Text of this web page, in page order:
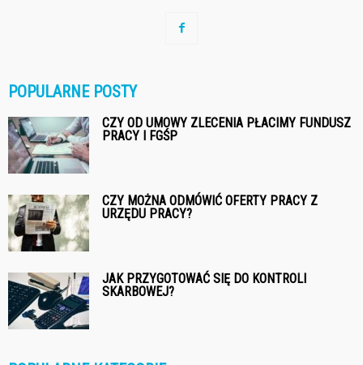
POPULARNE POSTY
CZY OD UMOWY ZLECENIA PŁACIMY FUNDUSZ
PRACY I FGŚP
CZY MOŻNA ODMÓWIĆ OFERTY PRACY Z
URZĘDU PRACY?
JAK PRZYGOTOWAĆ SIĘ DO KONTROLI
SKARBOWEJ?